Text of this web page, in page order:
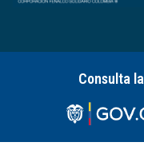
Consulta la